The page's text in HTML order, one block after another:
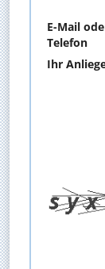
E-Mail
Telefon
Ihr